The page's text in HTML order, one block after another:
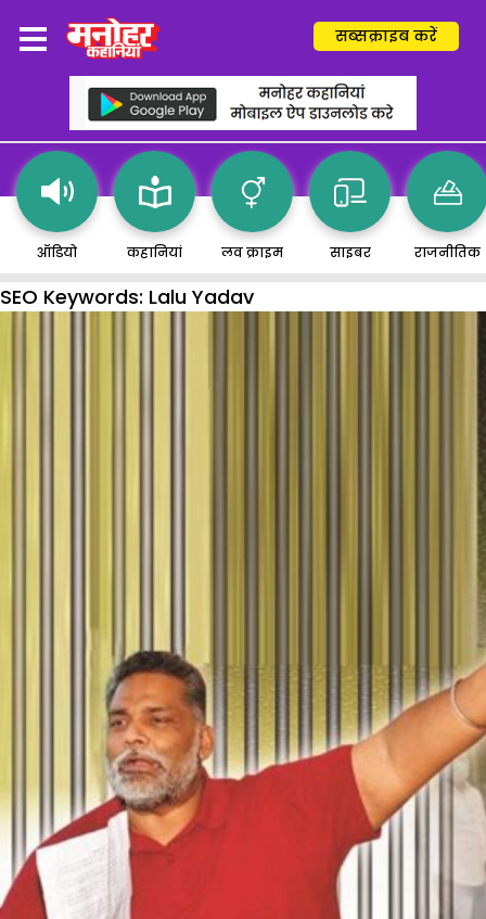
सब्सक्राइब करें
ऑडियो कहानियां लव क्राइम साइबर राजनीतिक
SEO Keywords: Lalu Yadav